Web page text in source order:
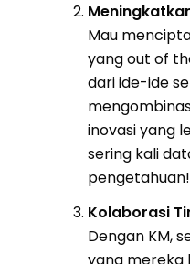
Mau
yang out of
dari ide-ide
inovasi yang
sering kali
pengetahuan!
Kolaborasi
Dengan KM,